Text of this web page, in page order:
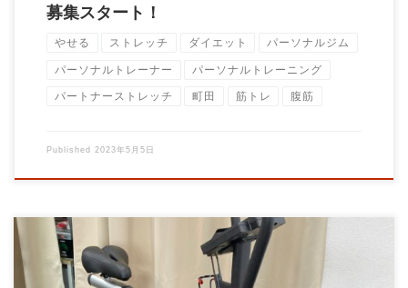
募集スタート！
やせる ストレッチ ダイエット パーソナルジム
パーソナルトレーナー パーソナルトレーニング
パートナーストレッチ 町田 筋トレ 腹筋
Published 2023年5月5日